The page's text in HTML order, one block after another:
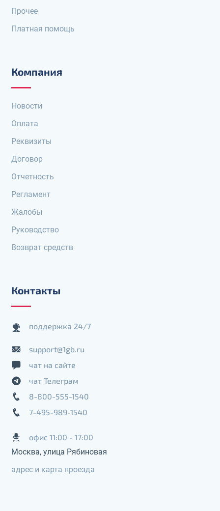
Прочее
Платная помощь
Компания
Новости
Оплата
Реквизиты
Договор
Отчетность
Регламент
Жалобы
Руководство
Возврат средств
Контакты
поддержка 24/7
support@1gb.ru
чат на сайте
чат Телеграм
8-800-555-1540
7-495-989-1540
офис 11:00 - 17:00
Москва, улица Рябиновая
адрес и карта проезда